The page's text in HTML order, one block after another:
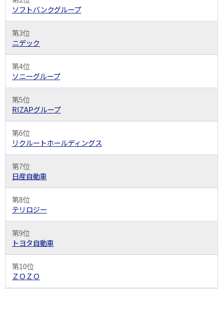
ソフトバンクグループ
第3位
ニデック
第4位
ソニーグループ
第5位
RIZAPグループ
第6位
リクルートホールディングス
第7位
日産自動車
第8位
テリロジー
第9位
トヨタ自動車
第10位
ＺＯＺＯ